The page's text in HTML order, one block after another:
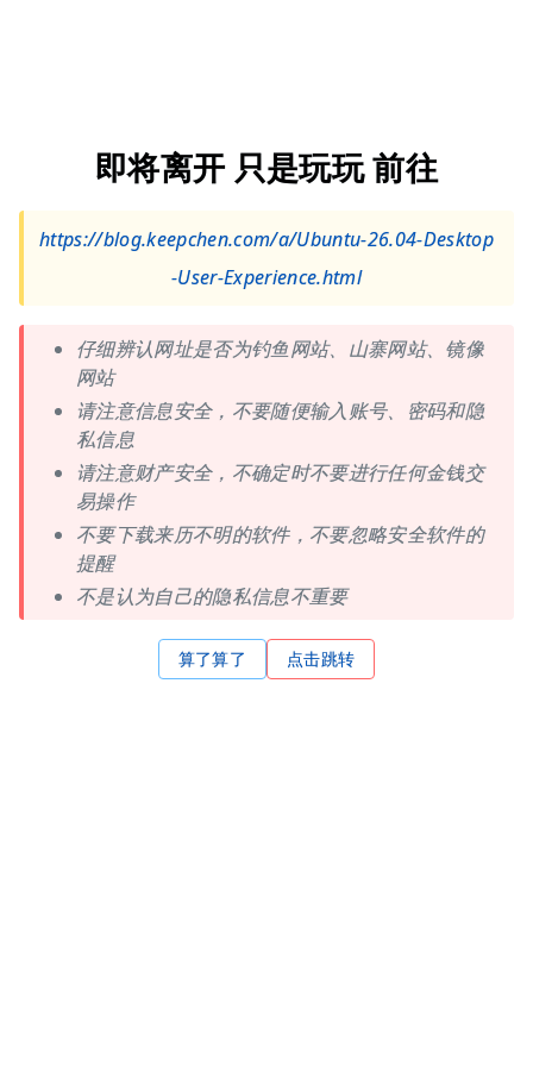
即将离开 只是玩玩 前往
https://blog.keepchen.com/a/Ubuntu-26.04-Desktop
-User-Experience.html
仔细辨认网址是否为钓鱼网站、山寨网站、镜像
网站
请注意信息安全，不要随便输入账号、密码和隐
私信息
请注意财产安全，不确定时不要进行任何金钱交
易操作
不要下载来历不明的软件，不要忽略安全软件的
提醒
不是认为自己的隐私信息不重要
算了算了 点击跳转